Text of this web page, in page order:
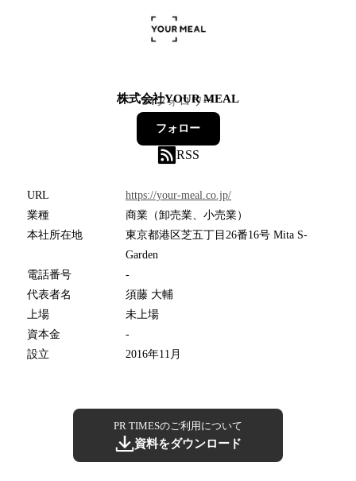
株式会社YOUR MEAL
34フォロワー
フォロー
RSS
URL
https://your-meal.co.jp/
業種
商業（卸売業、小売業）
本社所在地
東京都港区芝五丁目26番16号 Mita S-
Garden
電話番号
-
代表者名
須藤 大輔
上場
未上場
資本金
-
設立
2016年11月
PR TIMESのご利用について
資料をダウンロード